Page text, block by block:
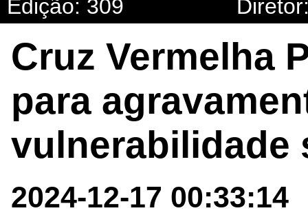
Edição: 309
Cruz Vermelha
para
vulnerabilidade
2024-12-17 00:33:14